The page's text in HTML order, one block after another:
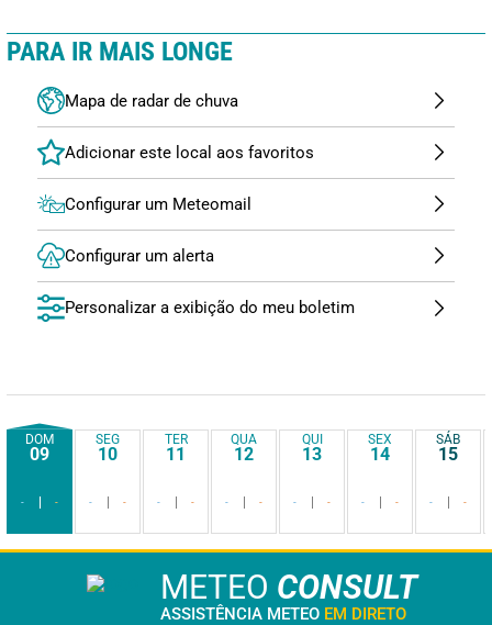
PARA IR MAIS LONGE
Mapa de radar de chuva
Configurar um Meteomail
Configurar um alerta
Personalizar a exibição do meu boletim
DOM
09
- -
SEG
10
- -
TER
11
- -
QUA
12
- -
QUI
13
- -
SEX
14
- -
SÁB
15
- -
METEO CONSULT
ASSISTÊNCIA METEO EM DIRETO